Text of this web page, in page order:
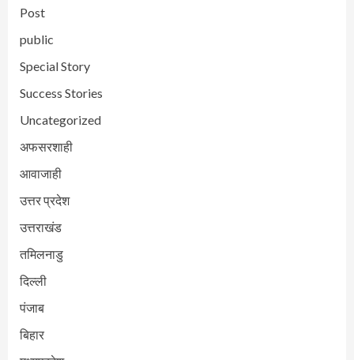
Post
public
Special Story
Success Stories
Uncategorized
अफसरशाही
आवाजाही
उत्तर प्रदेश
उत्तराखंड
तमिलनाडु
दिल्ली
पंजाब
बिहार